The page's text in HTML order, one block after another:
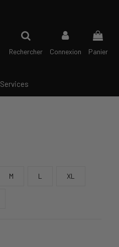
Rechercher Connexion Panier
Services
M L XL